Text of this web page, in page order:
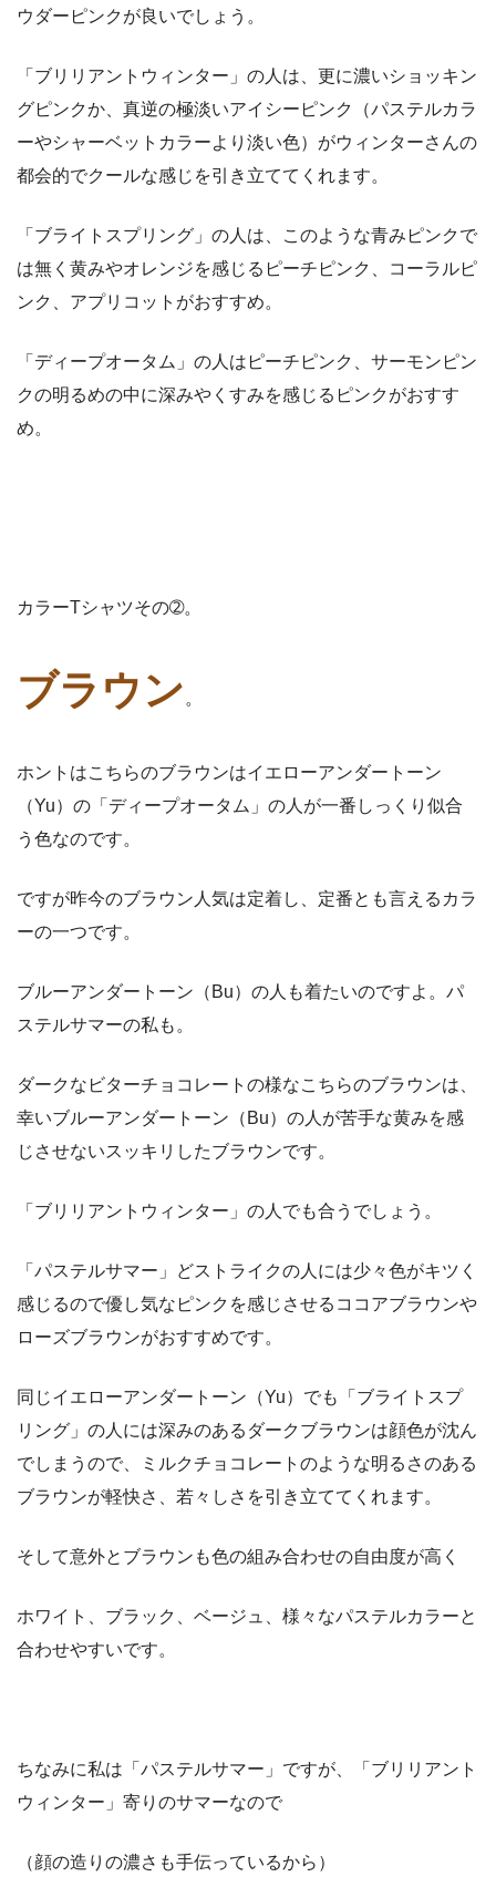
ウダーピンクが良いでしょう。
「ブリリアントウィンター」の人は、更に濃いショッキン
グピンクか、真逆の極淡いアイシーピンク（パステルカラ
ーやシャーベットカラーより淡い色）がウィンターさんの
都会的でクールな感じを引き立ててくれます。
「ブライトスプリング」の人は、このような青みピンクで
は無く黄みやオレンジを感じるピーチピンク、コーラルピ
ンク、アプリコットがおすすめ。
「ディープオータム」の人はピーチピンク、サーモンピン
クの明るめの中に深みやくすみを感じるピンクがおすす
め。
カラーTシャツその➁。
ブラウン 。
ホントはこちらのブラウンはイエローアンダートーン
（Yu）の「ディープオータム」の人が一番しっくり似合
う色なのです。
ですが昨今のブラウン人気は定着し、定番とも言えるカラ
ーの一つです。
ブルーアンダートーン（Bu）の人も着たいのですよ。パ
ステルサマーの私も。
ダークなビターチョコレートの様なこちらのブラウンは、
幸いブルーアンダートーン（Bu）の人が苦手な黄みを感
じさせないスッキリしたブラウンです。
「ブリリアントウィンター」の人でも合うでしょう。
「パステルサマー」どストライクの人には少々色がキツく
感じるので優し気なピンクを感じさせるココアブラウンや
ローズブラウンがおすすめです。
同じイエローアンダートーン（Yu）でも「ブライトスプ
リング」の人には深みのあるダークブラウンは顔色が沈ん
でしまうので、ミルクチョコレートのような明るさのある
ブラウンが軽快さ、若々しさを引き立ててくれます。
そして意外とブラウンも色の組み合わせの自由度が高く
ホワイト、ブラック、ベージュ、様々なパステルカラーと
合わせやすいです。
ちなみに私は「パステルサマー」ですが、「ブリリアント
ウィンター」寄りのサマーなので
（顔の造りの濃さも手伝っているから）